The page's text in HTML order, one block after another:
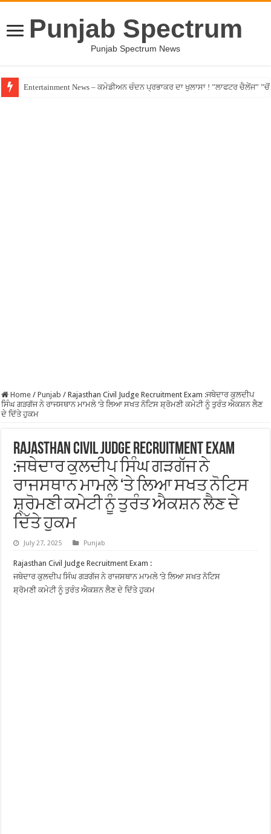
Punjab Spectrum
Punjab Spectrum News
Entertainment News – ਕਮੇਡੀਅਨ ਚੰਦਨ ਪ੍ਰਭਾਕਰ ਦਾ ਖੁਲਾਸਾ ! ”ਲਾਫਟਰ ਚੈਲੇਂਜ”
Home / Punjab / Rajasthan Civil Judge Recruitment Exam :ਜਥੇਦਾਰ ਕੁਲਦੀਪ
ਸਿੰਘ ਗੜਗੱਜ ਨੇ ਰਾਜਸਥਾਨ ਮਾਮਲੇ ‘ਤੇ ਲਿਆ ਸਖਤ ਨੋਟਿਸ ਸ਼੍ਰੋਮਣੀ ਕਮੇਟੀ ਨੂੰ ਤੁਰੰਤ ਐਕਸ਼ਨ ਲੈਣ
ਦੇ ਦਿੱਤੇ ਹੁਕਮ
Rajasthan Civil Judge Recruitment Exam
:ਜਥੇਦਾਰ ਕੁਲਦੀਪ ਸਿੰਘ ਗੜਗੱਜ ਨੇ
ਰਾਜਸਥਾਨ ਮਾਮਲੇ ‘ਤੇ ਲਿਆ ਸਖਤ ਨੋਟਿਸ
ਸ਼੍ਰੋਮਣੀ ਕਮੇਟੀ ਨੂੰ ਤੁਰੰਤ ਐਕਸ਼ਨ ਲੈਣ ਦੇ
ਦਿੱਤੇ ਹੁਕਮ
July 27, 2025 Punjab
Rajasthan Civil Judge Recruitment Exam :
ਜਥੇਦਾਰ ਕੁਲਦੀਪ ਸਿੰਘ ਗੜਗੱਜ ਨੇ ਰਾਜਸਥਾਨ ਮਾਮਲੇ ‘ਤੇ ਲਿਆ ਸਖਤ ਨੋਟਿਸ
ਸ਼੍ਰੋਮਣੀ ਕਮੇਟੀ ਨੂੰ ਤੁਰੰਤ ਐਕਸ਼ਨ ਲੈਣ ਦੇ ਦਿੱਤੇ ਹੁਕਮ